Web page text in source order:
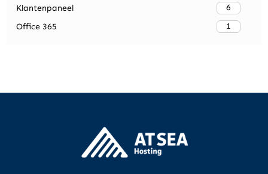
Klantenpaneel
6
Office 365
1